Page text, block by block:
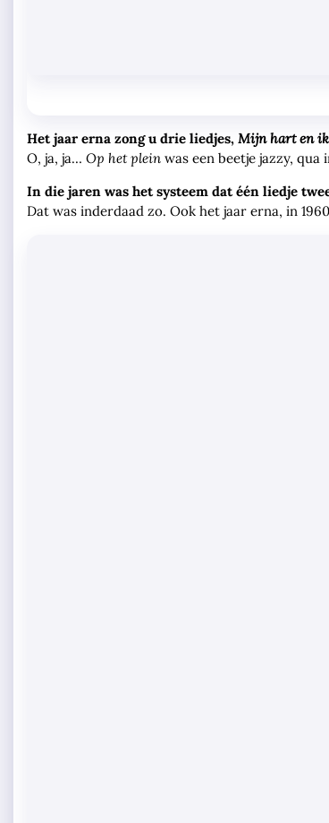
Het jaar erna zong u drie liedjes, Mijn hart en
O, ja, ja… Op het plein was een beetje jazzy,
In die jaren was het systeem dat één liedje
Dat was inderdaad zo. Ook het jaar erna, in